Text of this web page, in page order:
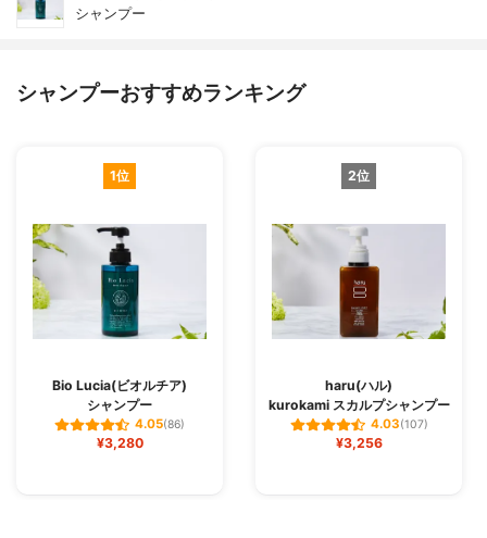
シャンプー
シャンプーおすすめランキング
1位
Bio Lucia(ビオルチア)
シャンプー
4.05(86)
¥3,280
2位
haru(ハル)
kurokami スカルプシャンプー
4.03(107)
¥3,256